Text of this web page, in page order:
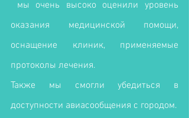
оказания медицинской помощи,
оснащение клиник, применяемые
протоколы лечения.
Также мы смогли убедиться в
доступности авиасообщения с городом.